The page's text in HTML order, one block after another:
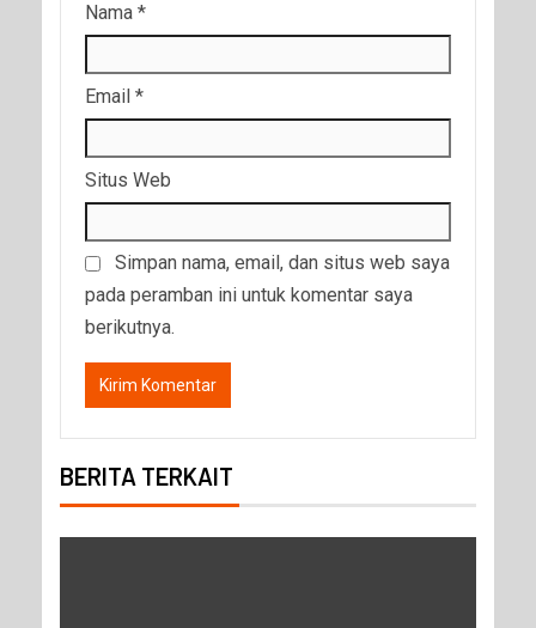
Nama *
Email *
Situs Web
Simpan nama, email, dan situs web saya
pada peramban ini untuk komentar saya
berikutnya.
BERITA TERKAIT